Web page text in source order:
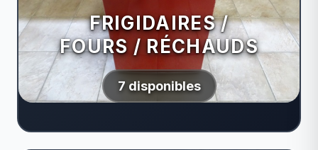
FRIGIDAIRES /
FOURS / RÉCHAUDS
7 disponibles